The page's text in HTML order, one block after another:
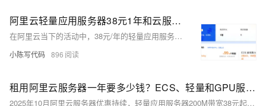
阿里云轻量应用服务器38元1年和云服务器99元1年怎么选？二者性能区别及选择参考
在阿里云当下的活动中，38元/年的轻量应用服务器与99元/年的云服务器ECS成为众多新用户的关注焦点。但是有部分用户并不是很清楚二者之间的区别，因此就不知道应该如何选择。接下来，笔者将为您详细剖析ECS云服务器与轻量应用服务器的差异，以供您参考和选择。
小陈写代码 896
租用阿里云服务器一年要多少钱？ECS、轻量和GPU服务器租赁价格，手动整理
2025年10月阿里云服务器优惠持续，轻量应用服务器200M带宽38元起/年，ECS 2核2G 99元/年、2核4G 199元/年，4核16G 89元/月，8核32G 160元/月，香港轻量25元/月起，新老同享，续费不涨价。